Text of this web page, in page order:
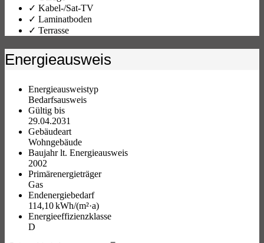
✓ Kabel-/Sat-TV
✓ Laminatboden
✓ Terrasse
Energieausweis
Energieausweistyp
Bedarfs­ausweis
Gültig bis
29.04.2031
Gebäudeart
Wohngebäude
Baujahr lt. Energieausweis
2002
Primärenergieträger
Gas
Endenergie­bedarf
114,10 kWh/(m²·a)
Energie­effizienz­klasse
D